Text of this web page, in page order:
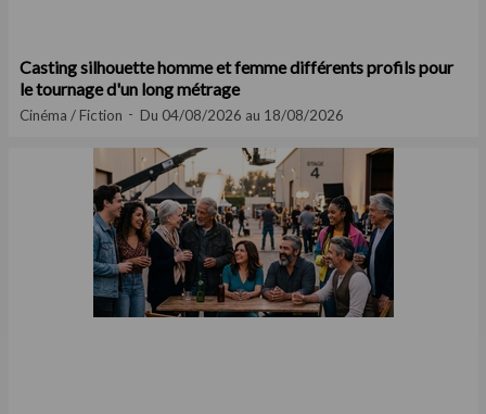
Casting silhouette homme et femme différents profils pour
le tournage d'un long métrage
Cinéma / Fiction Du 04/08/2026 au 18/08/2026